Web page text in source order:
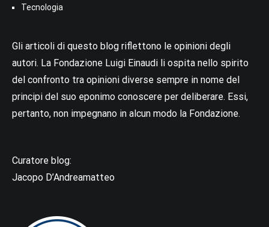
Tecnologia
Gli articoli di questo blog riflettono le opinioni degli
autori. La Fondazione Luigi Einaudi li ospita nello spirito
del confronto tra opinioni diverse sempre in nome del
principi del suo eponimo conoscere per deliberare. Essi,
pertanto, non impegnano in alcun modo la Fondazione.
Curatore blog:
Jacopo D’Andreamatteo